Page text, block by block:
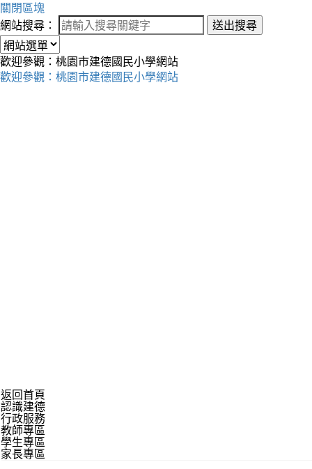
關閉區塊
網站搜尋：
送出搜尋
歡迎參觀：桃園市建德國民小學網站
歡迎參觀：桃園市建德國民小學網站
返回首頁
認識建德
行政服務
教師專區
學生專區
家長專區